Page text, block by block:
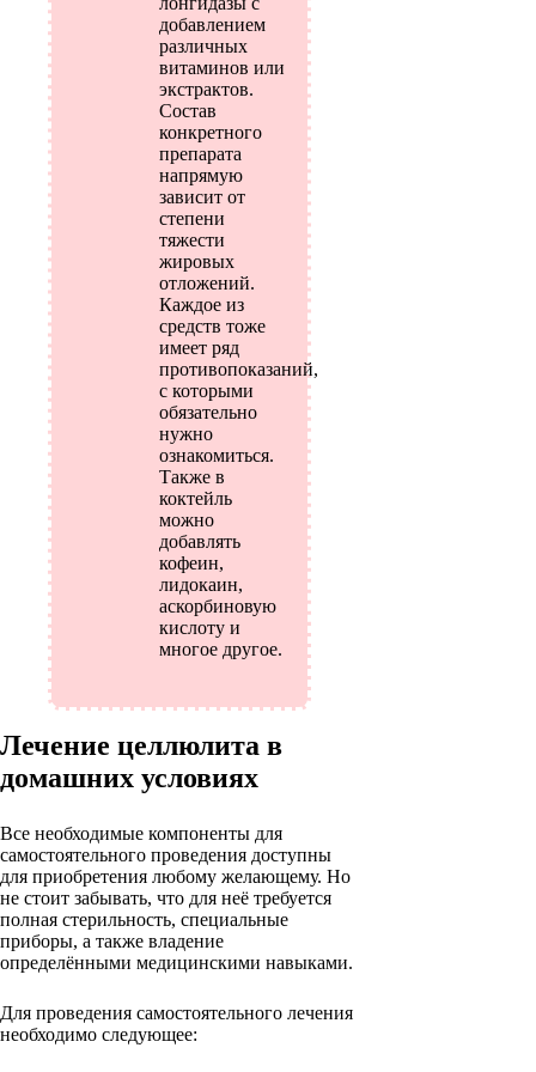
добавлением
различных
витаминов или
экстрактов.
Состав
конкретного
препарата
напрямую
зависит от
степени
тяжести
жировых
отложений.
Каждое из
средств тоже
имеет ряд
противопоказаний,
с которыми
обязательно
нужно
ознакомиться.
Также в
коктейль
можно
добавлять
кофеин,
лидокаин,
аскорбиновую
кислоту и
многое другое.
Лечение целлюлита в
домашних условиях
Все необходимые компоненты для
самостоятельного проведения доступны
для приобретения любому желающему. Но
не стоит забывать, что для неё требуется
полная стерильность, специальные
приборы, а также владение
определёнными медицинскими навыками.
Для проведения самостоятельного лечения
необходимо следующее: